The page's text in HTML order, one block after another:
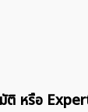
มัติ หรือ